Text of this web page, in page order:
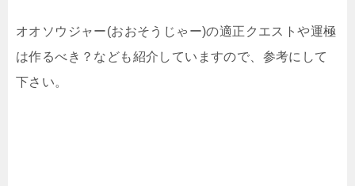
オオソウジャー(おおそうじゃー)の適正クエストや運極
は作るべき？なども紹介していますので、参考にして
下さい。